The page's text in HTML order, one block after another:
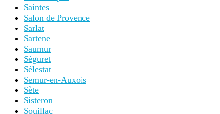
Saintes
Salon de Provence
Sarlat
Sartene
Saumur
Séguret
Sélestat
Semur-en-Auxois
Sète
Sisteron
Souillac